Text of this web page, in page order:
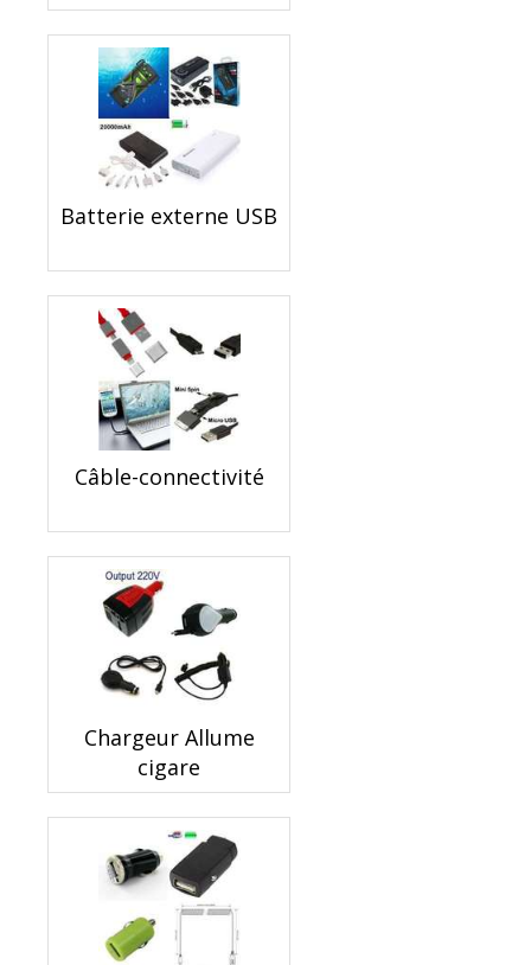
Batterie externe USB
Câble-connectivité
Chargeur Allume
cigare